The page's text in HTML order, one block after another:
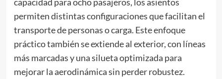
permiten distintas configuraciones que facilitan el
transporte de personas o carga. Este enfoque
práctico también se extiende al exterior, con líneas
más marcadas y una silueta optimizada para
mejorar la aerodinámica sin perder robustez.